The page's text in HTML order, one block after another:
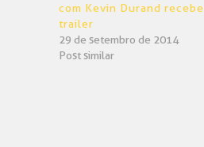
com Kevin Durand recebe
trailer
29 de setembro de 2014
Post similar